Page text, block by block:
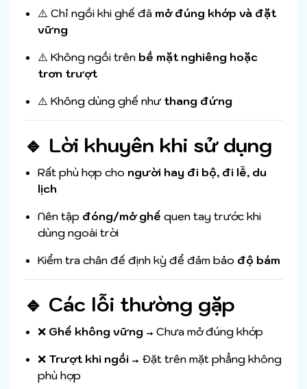
⚠️ Chỉ ngồi khi ghế đã mở đúng khớp và đặt
vững
⚠️ Không ngồi trên bề mặt nghiêng hoặc
trơn trượt
⚠️ Không dùng ghế như thang đứng
🔹 Lời khuyên khi sử dụng
Rất phù hợp cho người hay đi bộ, đi lễ, du
lịch
Nên tập đóng/mở ghế quen tay trước khi
dùng ngoài trời
Kiểm tra chân đế định kỳ để đảm bảo độ bám
🔹 Các lỗi thường gặp
❌ Ghế không vững → Chưa mở đúng khớp
❌ Trượt khi ngồi → Đặt trên mặt phẳng không
phù hợp